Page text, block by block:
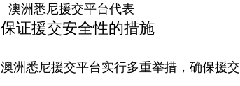
- 澳洲悉尼援交平台代表
保证援交安全性的措施